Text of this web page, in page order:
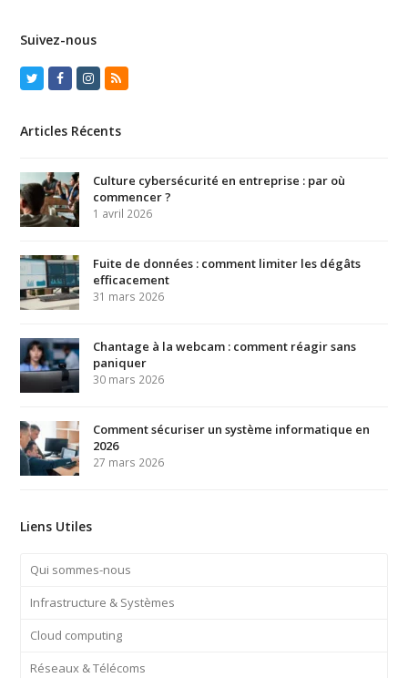
Suivez-nous
TwitterFacebook
Instagram
RSS
Articles Récents
Culture cybersécurité en entreprise : par où
commencer ?
1 avril 2026
Fuite de données : comment limiter les dégâts
efficacement
31 mars 2026
Chantage à la webcam : comment réagir sans
paniquer
30 mars 2026
Comment sécuriser un système informatique en
2026
27 mars 2026
Liens Utiles
Qui sommes-nous
Infrastructure & Systèmes
Cloud computing
Réseaux & Télécoms